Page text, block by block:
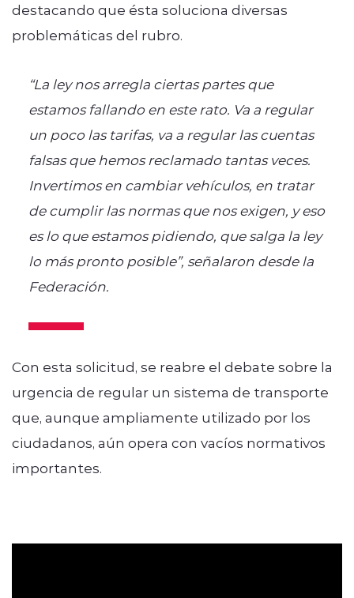
destacando que ésta soluciona diversas
problemáticas del rubro.
“La ley nos arregla ciertas partes que
estamos fallando en este rato. Va a regular
un poco las tarifas, va a regular las cuentas
falsas que hemos reclamado tantas veces.
Invertimos en cambiar vehículos, en tratar
de cumplir las normas que nos exigen, y eso
es lo que estamos pidiendo, que salga la ley
lo más pronto posible”, señalaron desde la
Federación.
Con esta solicitud, se reabre el debate sobre la
urgencia de regular un sistema de transporte
que, aunque ampliamente utilizado por los
ciudadanos, aún opera con vacíos normativos
importantes.